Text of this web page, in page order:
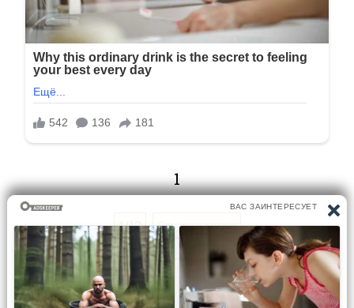
1
1/13 Следующая
Перейти на страницу: